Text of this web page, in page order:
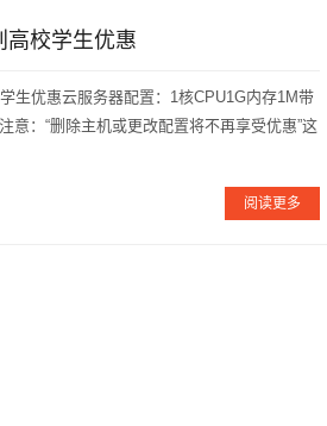
高校学生优惠
生优惠云服务器配置：1核CPU1G内存1M带
意：“删除主机或更改配置将不再享受优惠”这
阅读更多